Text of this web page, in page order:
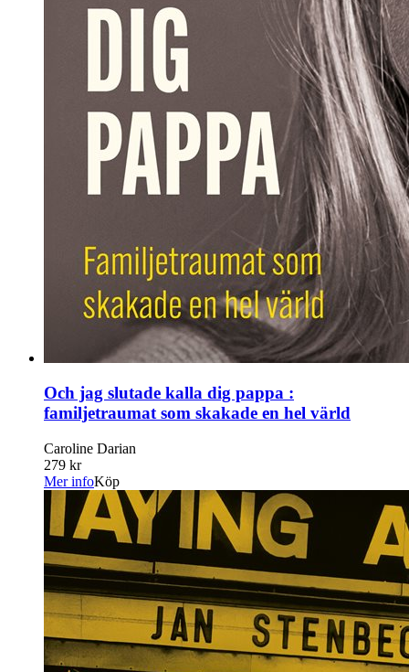
Och jag slutade kalla dig pappa :
familjetraumat som skakade en hel värld
Caroline Darian
279 kr
Mer infoKöp